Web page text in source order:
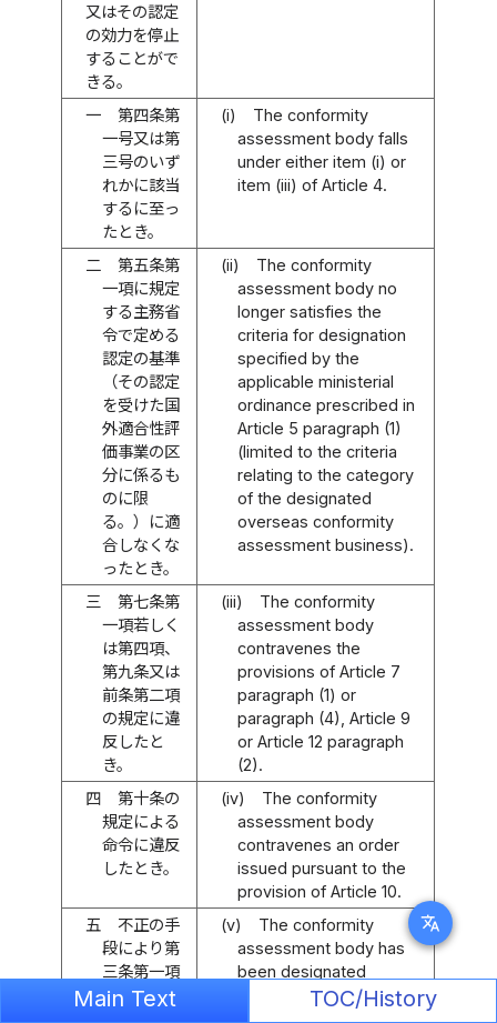
translate
又はその認定
の効力を停止
することがで
きる。
一
第四条第
一号又は第
三号のいず
れかに該当
するに至っ
たとき。
(i)
The conformity
assessment body falls
under either item (i) or
item (iii) of Article 4.
二
第五条第
一項に規定
する主務省
令で定める
認定の基準
（その認定
を受けた国
外適合性評
価事業の区
分に係るも
のに限
る。）に適
合しなくな
ったとき。
(ii)
The conformity
assessment body no
longer satisfies the
criteria for designation
specified by the
applicable ministerial
ordinance prescribed in
Article 5 paragraph (1)
(limited to the criteria
relating to the category
of the designated
overseas conformity
assessment business).
三
第七条第
一項若しく
は第四項、
第九条又は
前条第二項
の規定に違
反したと
き。
(iii)
The conformity
assessment body
contravenes the
provisions of Article 7
paragraph (1) or
paragraph (4), Article 9
or Article 12 paragraph
(2).
四
第十条の
規定による
命令に違反
したとき。
(iv)
The conformity
assessment body
contravenes an order
issued pursuant to the
provision of Article 10.
五
不正の手
段により第
三条第一項
の認定又は
第七条第一
(v)
The conformity
assessment body has
been designated
pursuant to Article 3
paragraph (1), or has
Main Text TOC/History